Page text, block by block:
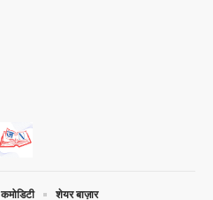
कमोडिटी शेयर बाज़ार